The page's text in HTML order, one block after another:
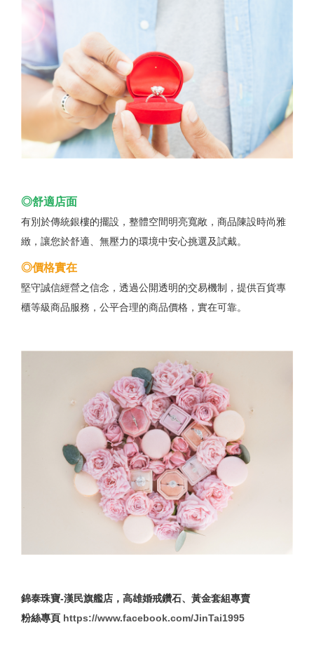
◎舒適店面
有別於傳統銀樓的擺設，整體空間明亮寬敞，商品陳設時尚雅
緻，讓您於舒適、無壓力的環境中安心挑選及試戴。
◎價格實在
堅守誠信經營之信念，透過公開透明的交易機制，提供百貨專
櫃等級商品服務，公平合理的商品價格，實在可靠。
錦泰珠寶-漢民旗艦店，高雄婚戒鑽石、黃金套組專賣
粉絲專頁 https://www.facebook.com/JinTai1995